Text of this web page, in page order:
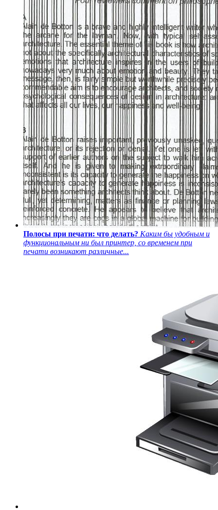
Полосы при печати: что делать? Каким бы удобным и
функциональным ни был принтер, со временем при
печати возникают различные...